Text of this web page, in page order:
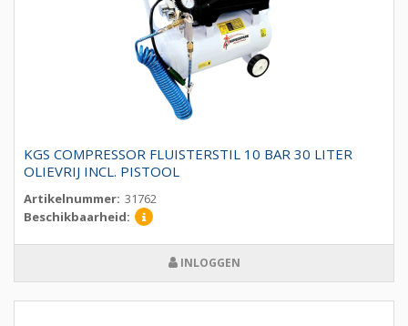
KGS COMPRESSOR FLUISTERSTIL 10 BAR 30 LITER
OLIEVRIJ INCL. PISTOOL
Artikelnummer: 31762
Beschikbaarheid:
INLOGGEN